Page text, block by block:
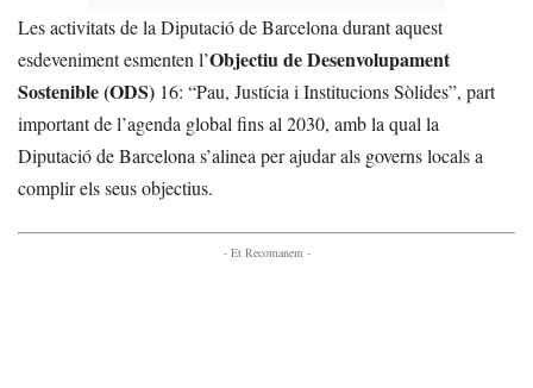
Les activitats de la Diputació de Barcelona durant aquest
esdeveniment esmenten l’Objectiu de Desenvolupament
Sostenible (ODS) 16: “Pau, Justícia i Institucions Sòlides”, part
important de l’agenda global fins al 2030, amb la qual la
Diputació de Barcelona s’alinea per ajudar als governs locals a
complir els seus objectius.
- Et Recomanem -